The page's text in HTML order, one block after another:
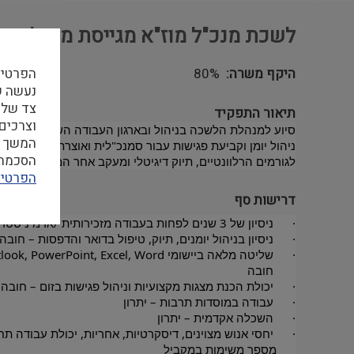
לשכת מנכ"ל מוז"א מגייסת מנהלת
היקף משרה 80%
תיאור התפקיד
סיוע למנהלת הלשכה בניהול ובארגון העבודה השוטפת, כולל
לגורמים הרלוונטיים, תיוק דיגיטלי ומעקב אחר המשך
דרישות סף
·      ניסיון של 3 שנים לפחות בעבודה מזכירותית /אדמיניסטרטיבית – חובה
·      ניסיון בניהול יומנים, תיוק, טיפול בדואר והדפסות – חובה
·      שליטה מלאה ביישומי Office: Outlook, PowerPoint, Excel, Word –
·      יכולת הכנת מצגות מקצועיות וניהול פגישות בזום – חובה
·      עבודה במוסדות תרבות – יתרון
·      השכלה אקדמית – יתרון
·      יחסי אנוש מצוינים, דיסקרטיות, אחריות, יכולת עבודה
צד
המשך